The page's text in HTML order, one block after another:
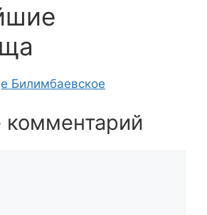
Билимбаевское
комментарий